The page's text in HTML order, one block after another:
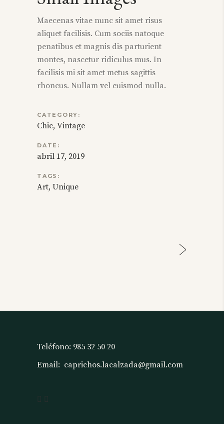
Maecenas vitae nunc sit amet risus
aliquet facilisis. Cum sociis natoque
penatibus et magnis dis parturient
montes, nascetur ridiculus mus. In
facilisis mi sit amet metus sagittis
rhoncus. Nullam vel euismod nulla.
CATEGORY:
Chic Vintage
DATE:
abril 17, 2019
TAGS:
Art Unique
Teléfono: 985 32 50 20
Email: caprichos.lacalzada@gmail.com